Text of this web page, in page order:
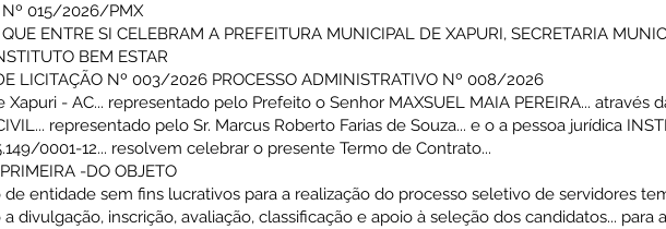
Nº 015/2026/PMX
ENTRE SI CELEBRAM A PREFEITURA MUNICIPAL DE XAPURI, SECRETARIA
BEM ESTAR
LICITAÇÃO Nº 003/2026 PROCESSO ADMINISTRATIVO Nº 008/2026
Xapuri - AC... representado pelo Prefeito o Senhor MAXSUEL MAIA PEREIRA... através
representado pelo Sr. Marcus Roberto Farias de Souza... e o a pessoa jurídica
0001-12... resolvem celebrar o presente Termo de Contrato...
-DO OBJETO
de entidade sem fins lucrativos para a realização do processo seletivo de servidores
divulgação, inscrição, avaliação, classificação e apoio à seleção dos candidatos...